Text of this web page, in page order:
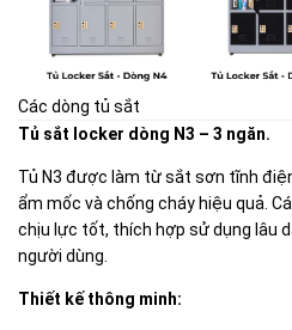
Các dòng tủ sắt
Tủ sắt locker dòng N3 – 3 ngăn.
Tủ N3 được làm từ sắt sơn tĩnh
ẩm mốc và chống cháy hiệu quả.
chịu lực tốt, thích hợp sử dụng lâu
người dùng.
Thiết kế thông minh: